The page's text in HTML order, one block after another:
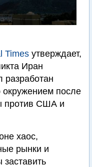
Times утверждает,
Иран
разработан
после
против США и
хаос,
рынки и
заставить